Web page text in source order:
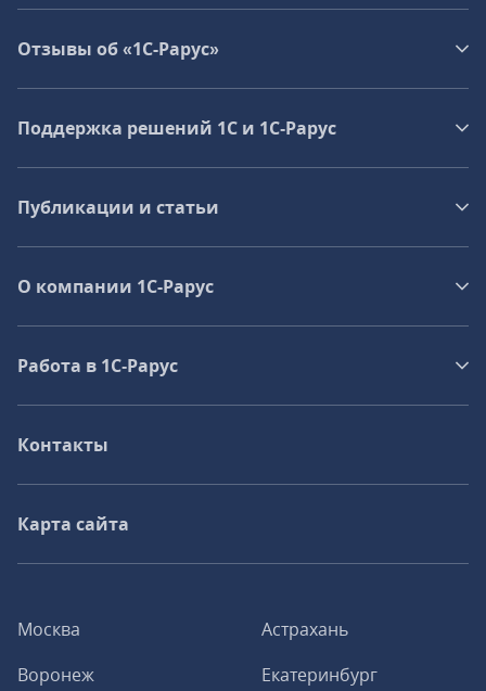
Москва
Астрахань
Воронеж
Екатеринбург
Отзывы об «1С-Рарус»
Поддержка решений 1С и 1С‑Рарус
Публикации и статьи
О компании 1C-Рарус
Работа в 1С‑Рарус
Контакты
Карта сайта